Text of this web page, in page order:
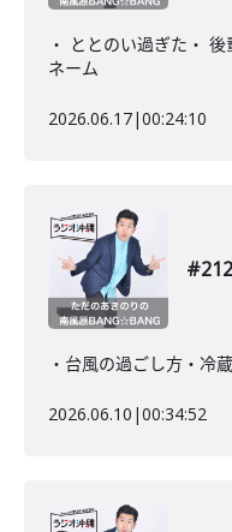
・ ととのい過ぎた・
ネーム
2026.06.17|00:24:10
・台風の過ごし方・冷
2026.06.10 |00:34:52